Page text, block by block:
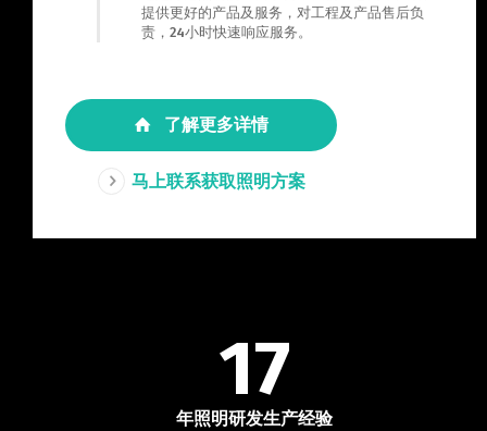
提供更好的产品及服务，对工程及产品售后负
责，24小时快速响应服务。
了解更多详情
马上联系获取照明方案
17
年照明研发生产经验